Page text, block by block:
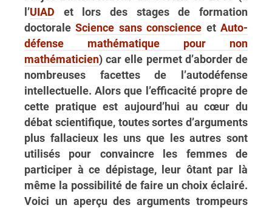
l’UIAD et lors des stages de formation
doctoraleScience sans conscience etAuto-
défense mathématique pour non
mathématicien) car elle permet d’aborder de
nombreuses facettes de l’autodéfense
intellectuelle. Alors que l’efficacité propre de
cette pratique est aujourd’hui au cœur du
débat scientifique, toutes sortes d’arguments
plus fallacieux les uns que les autres sont
utilisés pour convaincre les femmes de
participer à ce dépistage, leur ôtant par là
même la possibilité de faire un choix éclairé.
Voici un aperçu des arguments trompeurs